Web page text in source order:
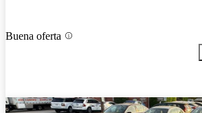
Buena oferta